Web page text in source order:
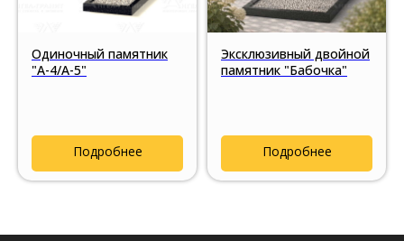
Одиночный памятник
"А-4/А-5"
Подробнее
Эксклюзивный двойной
памятник "Бабочка"
Подробнее